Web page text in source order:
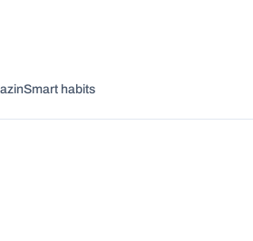
Smart habits